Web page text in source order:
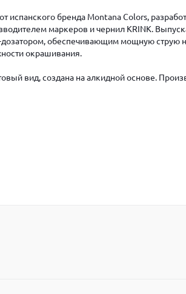
испанского бренда Montana Colors,
маркеров и чернил KRINK.
обеспечивающим мощную струю
окрашивания.
вид, создана на алкидной основе.